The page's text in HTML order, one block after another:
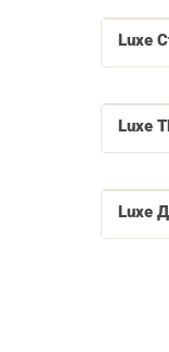
Luxe
Luxe
Luxe